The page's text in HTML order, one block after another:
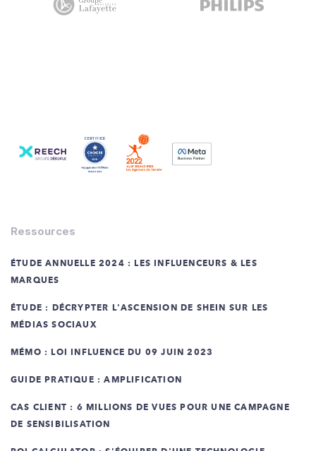
Ressources
ÉTUDE ANNUELLE 2024 : LES INFLUENCEURS & LES
MARQUES
ÉTUDE : DÉCRYPTER L'ASCENSION DE SHEIN SUR LES
MÉDIAS SOCIAUX
MÉMO : LOI INFLUENCE DU 09 JUIN 2023
GUIDE PRATIQUE : AMPLIFICATION
CAS CLIENT : 6 MILLIONS DE VUES POUR UNE CAMPAGNE
DE SENSIBILISATION